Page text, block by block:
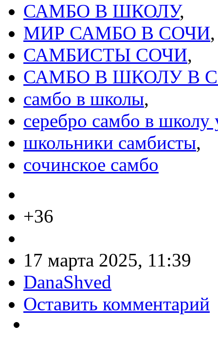
САМБО В ШКОЛУ,
МИР САМБО В СОЧИ,
САМБИСТЫ СОЧИ,
САМБО В ШКОЛУ В
самбо в школы,
серебро самбо в школу
школьники самбисты,
сочинское самбо
+36
17 марта 2025, 11:39
DanaShved
Оставить комментарий